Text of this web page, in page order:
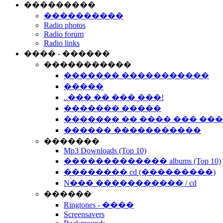
���������
����������
Radio photos
Radio forum
Radio links
���� - ������
�����������
������� �����������
�����
..��� �� ��� ���!
������� �����
������� �� ���� ���
������ �����������
�������
Mp3 Downloads (Top 10)
������������� albums (Top 10)
�������� cd (���������)
N��� ����������� / cd
������
Ringtones - ����
Screensavers